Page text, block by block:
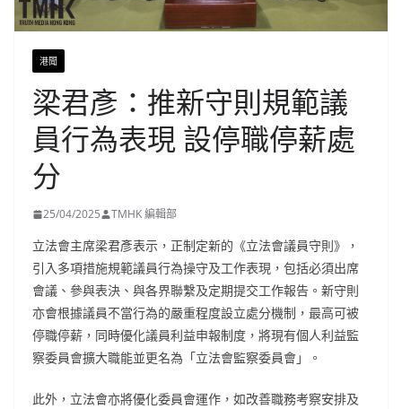
港聞
梁君彥：推新守則規範議
員行為表現 設停職停薪處
分
25/04/2025 TMHK 編輯部
立法會主席梁君彥表示，正制定新的《立法會議員守則》，
引入多項措施規範議員行為操守及工作表現，包括必須出席
會議、參與表決、與各界聯繫及定期提交工作報告。新守則
亦會根據議員不當行為的嚴重程度設立處分機制，最高可被
停職停薪，同時優化議員利益申報制度，將現有個人利益監
察委員會擴大職能並更名為「立法會監察委員會」。
此外，立法會亦將優化委員會運作，如改善職務考察安排及